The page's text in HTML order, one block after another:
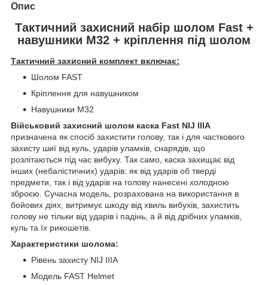
Опис
Тактичний захисний набір шолом Fast +
навушники М32 + кріплення під шолом
Тактичний захисний комплект включає:
Шолом FAST
Кріплення для навушником
Навушники M32
Військовий захисний шолом каска Fast NIJ IIIA
призначена як спосіб захистити голову, так і для часткового
захисту шиї від куль, ударів уламків, снарядів, що
розлітаються під час вибуху. Так само, каска захищає від
інших (небалістичних) ударів: як від ударів об тверді
предмети, так і від ударів на голову нанесені холодною
зброєю. Сучасна модель, розрахована на використання в
бойових діях, витримує шкоду від хвиль вибухів, захистить
голову не тільки від ударів і падінь, а й від дрібних уламків,
куль та їх рикошетів.
Характеристики шолома:
Рівень захисту NIJ IIIA
Модель FAST Helmet